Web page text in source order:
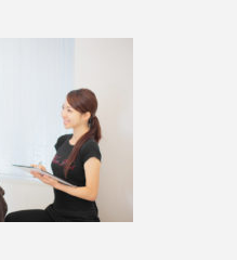
グ サロン戦略
シャネル
スカルプケア
慣